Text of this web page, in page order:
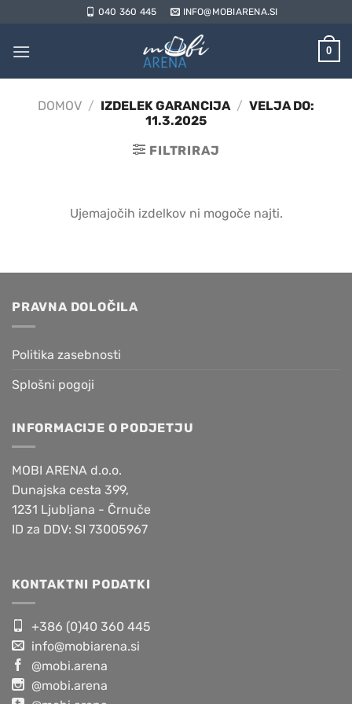
vsebino
040 360 445 INFO@MOBIARENA.SI
0
DOMOV / IZDELEK GARANCIJA / VELJA DO:
11.3.2025
FILTRIRAJ
Ujemajočih izdelkov ni mogoče najti.
PRAVNA DOLOČILA
Politika zasebnosti
Splošni pogoji
INFORMACIJE O PODJETJU
MOBI ARENA d.o.o.
Dunajska cesta 399,
1231 Ljubljana - Črnuče
ID za DDV: SI 73005967
KONTAKTNI PODATKI
+386 (0)40 360 445
info@mobiarena.si
@mobi.arena
@mobi.arena